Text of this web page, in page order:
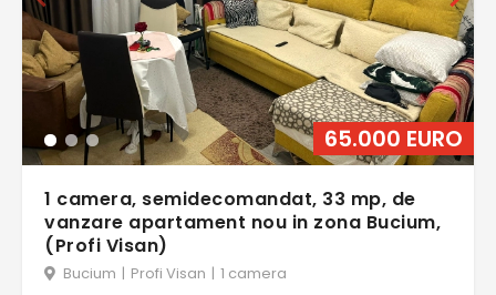
65.000 EURO
1 camera, semidecomandat, 33 mp, de
vanzare apartament nou in zona Bucium,
(Profi Visan)
Bucium | Profi Visan | 1 camera